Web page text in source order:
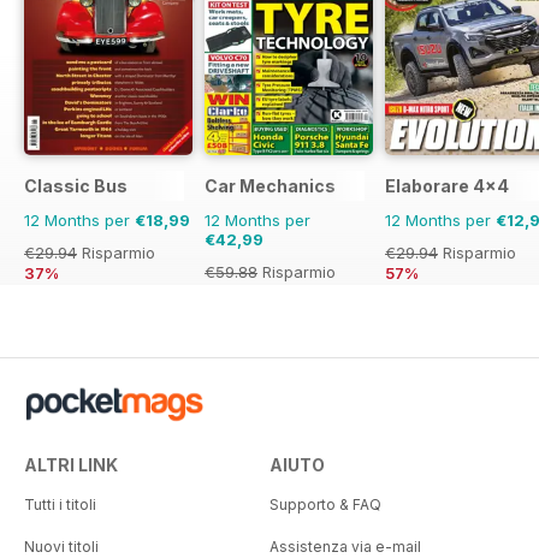
Classic Bus
12 Months per €18,99
€29.94 Risparmio
37%
Car Mechanics
12 Months per
€42,99
€59.88 Risparmio
Elaborare 4x4
12 Months per
€29.94 Risparmio
57%
ALTRI LINK
Tutti i titoli
Nuovi titoli
AIUTO
Supporto & FAQ
Assistenza via e-mail